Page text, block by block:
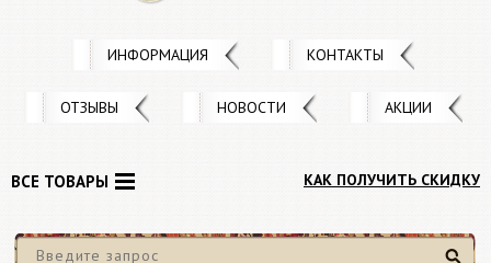
ИНФОРМАЦИЯ КОНТАКТЫ
ОТЗЫВЫ НОВОСТИ АКЦИИ
КАК ПОЛУЧИТЬ СКИДКУ
ВСЕ ТОВАРЫ